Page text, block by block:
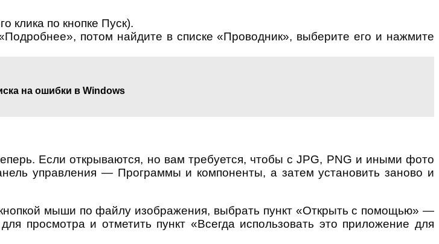
клика по кнопке Пуск).
потом найдите в списке «Проводник», выберите его и нажмите
на ошибки в Windows
Если открываются, но вам требуется, чтобы с JPG, PNG и иными фото
управления — Программы и компоненты, а затем установить заново и
мыши по файлу изображения, выбрать пункт «Открыть с помощью» —
просмотра и отметить пункт «Всегда использовать это приложение для